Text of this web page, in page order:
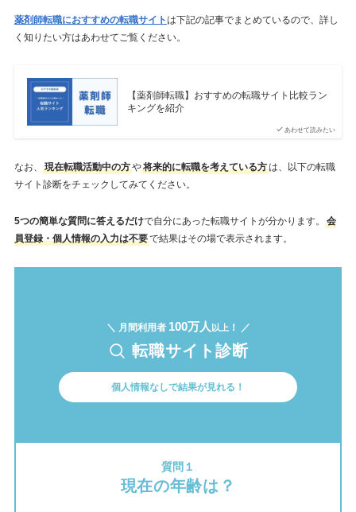
薬剤師転職におすすめの転職サイトは下記の記事でまとめているので、詳し
く知りたい方はあわせてご覧ください。
あわせて読みたい
【薬剤師転職】おすすめの転職サイト比較ラン
キングを紹介
なお、 現在転職活動中の方や将来的に転職を考えている方は、以下の転職
サイト診断をチェックしてみてください。
5つの簡単な質問に答えるだけで自分にあった転職サイトが分かります。
会
員登録・個人情報の入力は不要で結果はその場で表示されます。
＼ 月間利用者 100万人 以上 ！ ／
転職サイト診断
個人情報なしで結果が見れる！
質問１
現在の年齢は？